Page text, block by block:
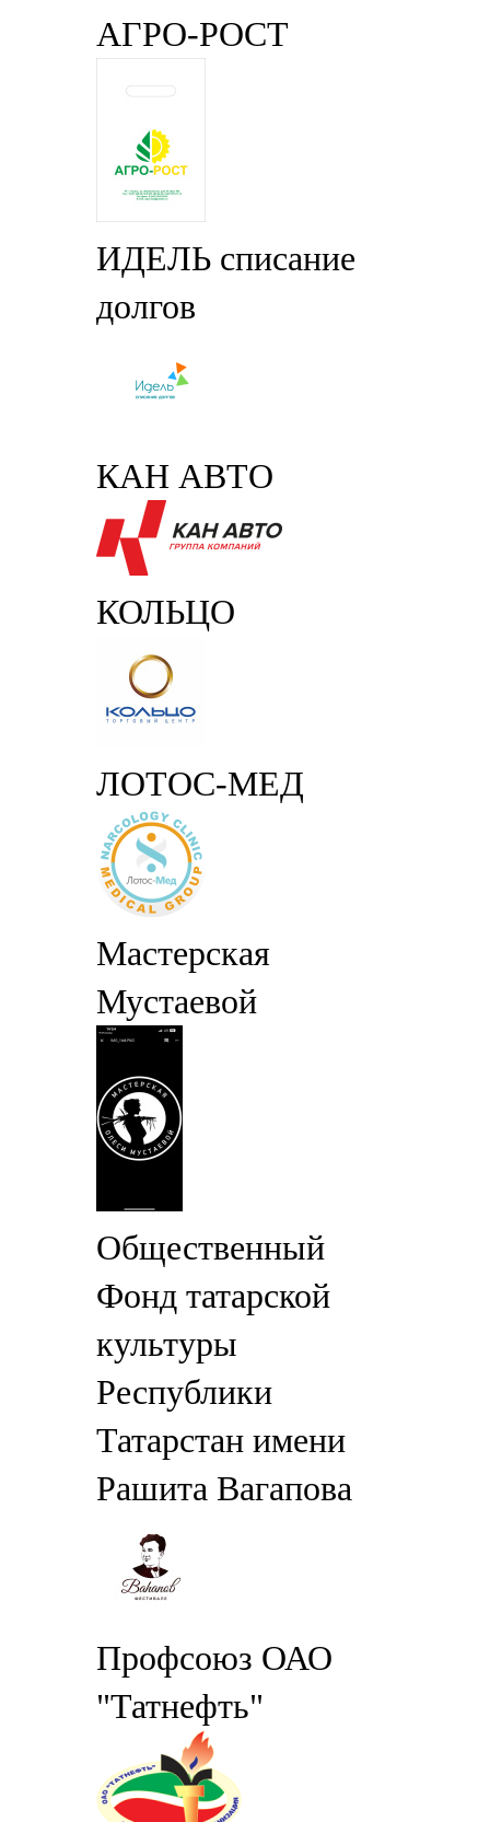
АГРО-РОСТ
ИДЕЛЬ списание
долгов
КАН АВТО
КОЛЬЦО
ЛОТОС-МЕД
Мастерская
Мустаевой
Общественный
Фонд татарской
культуры
Республики
Татарстан имени
Рашита Вагапова
Профсоюз ОАО
"Татнефть"